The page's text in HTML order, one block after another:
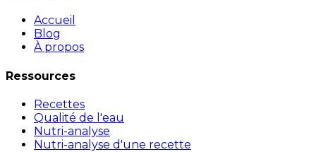
Accueil
Blog
À propos
Ressources
Recettes
Qualité de l'eau
Nutri-analyse
Nutri-analyse d'une recette